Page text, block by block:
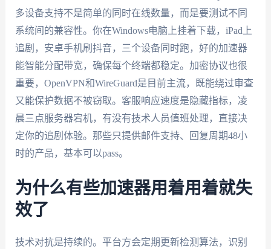
多设备支持不是简单的同时在线数量，而是要测试不同
系统间的兼容性。你在Windows电脑上挂着下载，iPad上
追剧，安卓手机刷抖音，三个设备同时跑，好的加速器
能智能分配带宽，确保每个终端都稳定。加密协议也很
重要，OpenVPN和WireGuard是目前主流，既能绕过审查
又能保护数据不被窃取。客服响应速度是隐藏指标，凌
晨三点服务器宕机，有没有技术人员值班处理，直接决
定你的追剧体验。那些只提供邮件支持、回复周期48小
时的产品，基本可以pass。
为什么有些加速器用着用着就失
效了
技术对抗是持续的。平台方会定期更新检测算法，识别